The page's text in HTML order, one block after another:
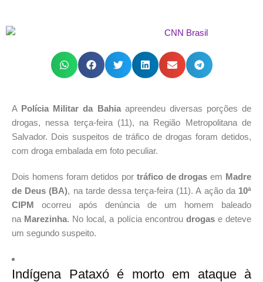
A Polícia Militar da Bahiaapreendeu diversas porções de
drogas, nessa terça-feira (11), na Região Metropolitana de
Salvador. Dois suspeitos de tráfico de drogas foram detidos,
com droga embalada em foto peculiar.
Dois homens foram detidos por tráfico de drogas em Madre
de Deus (BA), na tarde dessa terça-feira (11). A ação da 10ª
CIPM ocorreu após denúncia de um homem baleado
na Marezinha. No local, a polícia encontrou drogase deteve
um segundo suspeito.
Indígena Pataxó é morto em ataque à